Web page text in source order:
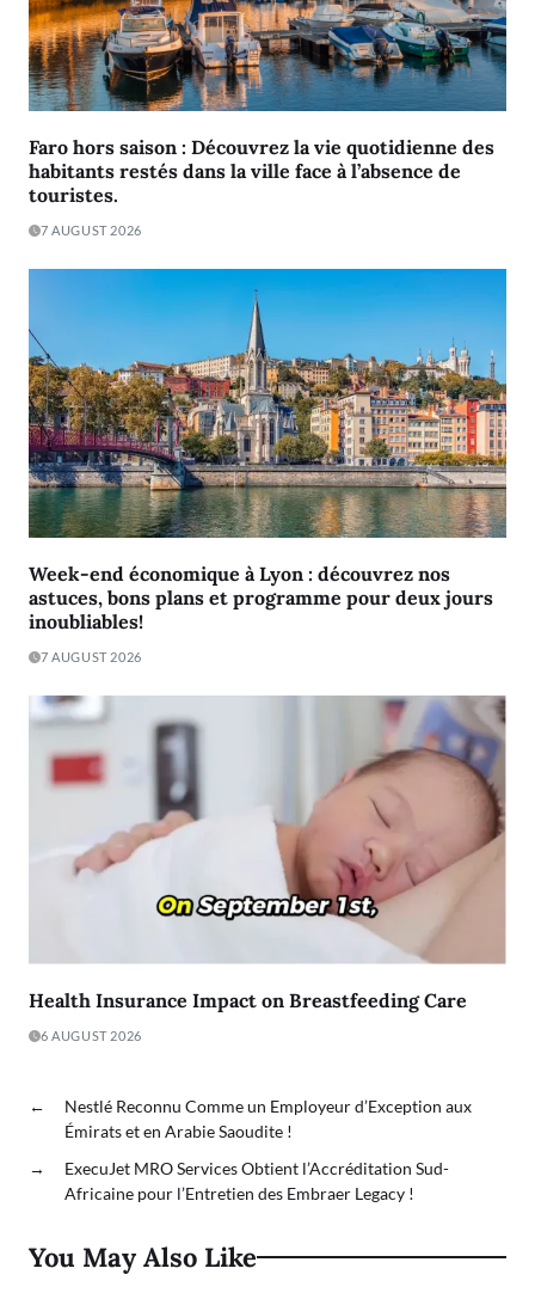
Faro hors saison : Découvrez la vie quotidienne des
habitants restés dans la ville face à l’absence de
touristes.
7 AUGUST 2026
Week-end économique à Lyon : découvrez nos
astuces, bons plans et programme pour deux jours
inoubliables!
7 AUGUST 2026
Health Insurance Impact on Breastfeeding Care
6 AUGUST 2026
←
Nestlé Reconnu Comme un Employeur d’Exception aux
Émirats et en Arabie Saoudite !
→
ExecuJet MRO Services Obtient l’Accréditation Sud-
Africaine pour l’Entretien des Embraer Legacy !
You May Also Like